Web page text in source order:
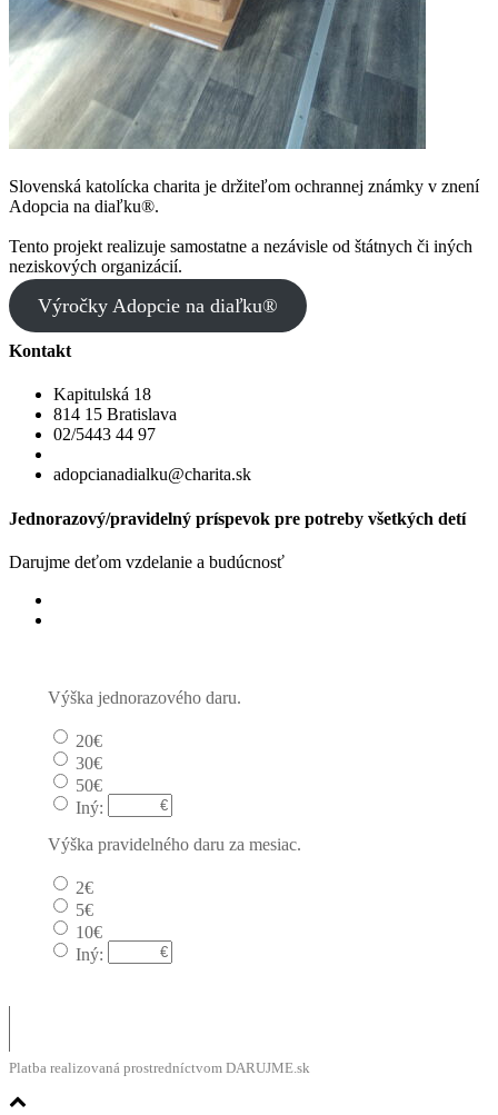
Slovenská katolícka charita je držiteľom ochrannej známky v znení
Adopcia na diaľku®.
Tento projekt realizuje samostatne a nezávisle od štátnych či iných
neziskových organizácií.
Výročky Adopcie na diaľku®
Kontakt
Kapitulská 18
814 15 Bratislava
02/5443 44 97
adopcianadialku@charita.sk
Jednorazový/pravidelný príspevok pre potreby všetkých detí
Darujme deťom vzdelanie a budúcnosť
Výška jednorazového daru.
20€
30€
50€
Iný:
Výška pravidelného daru za mesiac.
2€
5€
10€
Iný:
Platba realizovaná prostredníctvom DARUJME.sk